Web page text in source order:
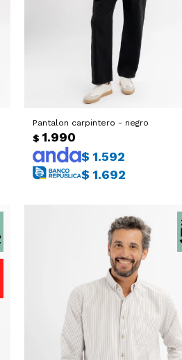
Pantalon carpintero - negro
$ 1.990
$ 1.592
$ 1.692